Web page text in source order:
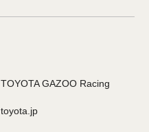
TOYOTA GAZOO Racing
toyota.jp